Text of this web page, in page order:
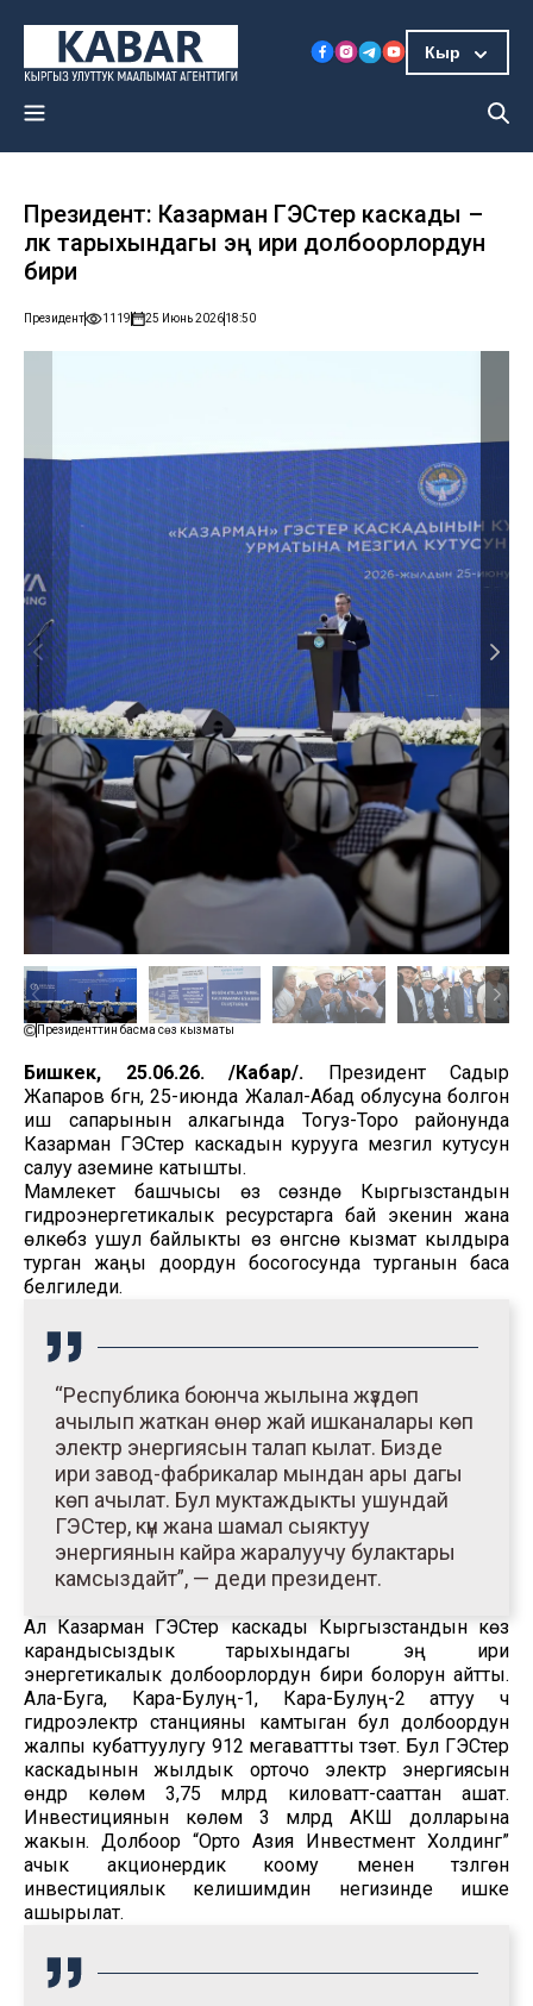
Кыр
Президент: Казарман ГЭСтер каскады –
өлкө тарыхындагы эң ири долбоорлордун
бири
Президент 1119 25 Июнь 202618:50
Президенттин басма сөз кызматы
Бишкек, 25.06.26. /Кабар/. Президент Садыр
Жапаров бүгүн, 25-июнда Жалал-Абад облусуна болгон
иш сапарынын алкагында Тогуз-Торо районунда
Казарман ГЭСтер каскадын курууга мезгил кутусун
салуу аземине катышты.
Мамлекет башчысы өз сөзүндө Кыргызстандын
гидроэнергетикалык ресурстарга бай экенин жана
өлкөбүз ушул байлыкты өз өнүгүүсүнө кызмат кылдыра
турган жаңы доордун босогосунда турганын баса
белгиледи.
“Республика боюнча жылына жүздөп
ачылып жаткан өнөр жай ишканалары көп
электр энергиясын талап кылат. Бизде
ири завод-фабрикалар мындан ары дагы
көп ачылат. Бул муктаждыкты ушундай
ГЭСтер, күн жана шамал сыяктуу
энергиянын кайра жаралуучу булактары
камсыздайт”, — деди президент.
Ал Казарман ГЭСтер каскады Кыргызстандын көз
карандысыздык тарыхындагы эң ири
энергетикалык долбоорлордун бири болорун айтты.
Ала-Буга, Кара-Булуң-1, Кара-Булуң-2 аттуу үч
гидроэлектр станцияны камтыган бул долбоордун
жалпы кубаттуулугу 912 мегаваттты түзөт. Бул ГЭСтер
каскадынын жылдык орточо электр энергиясын
өндүрүү көлөмү 3,75 млрд киловатт-сааттан ашат.
Инвестициянын көлөмү 3 млрд АКШ долларына
жакын. Долбоор “Орто Азия Инвестмент Холдинг”
ачык акционердик коому менен түзүлгөн
инвестициялык келишимдин негизинде ишке
ашырылат.